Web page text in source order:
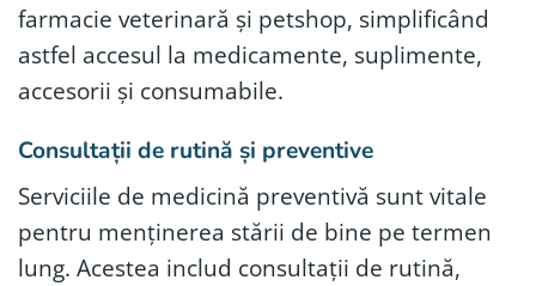
farmacie veterinară și petshop, simplificând
astfel accesul la medicamente, suplimente,
accesorii și consumabile.
Consultații de rutină și preventive
Serviciile de medicină preventivă sunt vitale
pentru menținerea stării de bine pe termen
lung. Acestea includ consultații de rutină,